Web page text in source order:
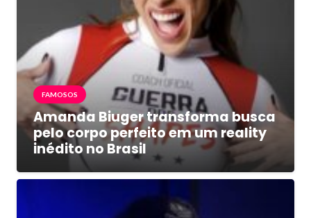
FAMOSOS
Amanda Biuger transforma busca
pelo corpo perfeito em um reality
inédito no Brasil